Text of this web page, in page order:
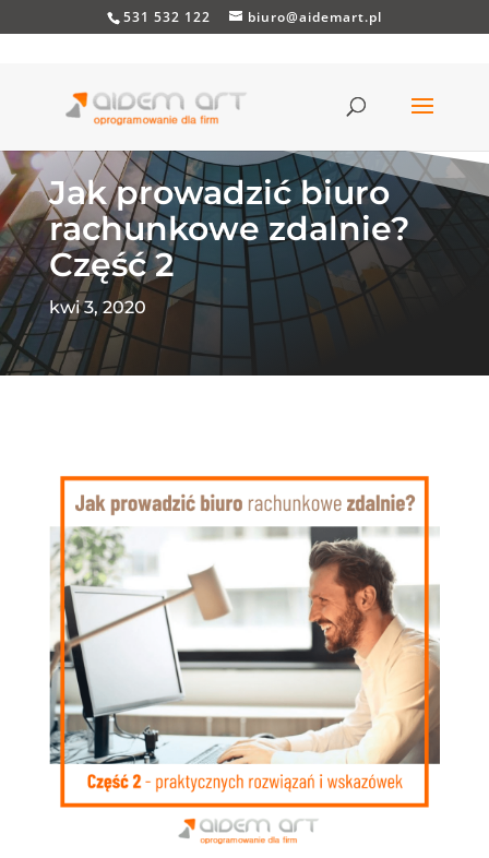
531 532 122 biuro@aidemart.pl
Jak prowadzić biuro
rachunkowe zdalnie?
Część 2
kwi 3, 2020